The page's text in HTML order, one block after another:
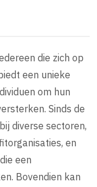
die zich op
een unieke
om hun
Sinds de
diverse sectoren,
en
een
Bovendien kan